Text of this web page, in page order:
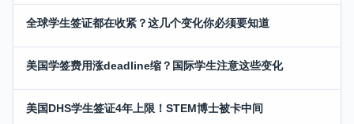
全球学生签证都在收紧？这几个变化你必须要知道
美国学签费用涨deadline缩？国际学生注意这些变化
美国DHS学生签证4年上限！STEM博士被卡中间